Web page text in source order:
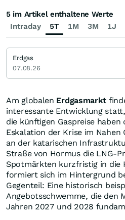
Am globalen Erdgasmarkt
interessante Entwicklung
die künftigen Gaspreise
Eskalation der Krise im Nahen
an der katarischen
Straße von Hormus die LNG-
Spotmärkten kurzfristig in die
formiert sich im Hintergrund
Gegenteil: Eine historisch
Angebotsschwemme, die den
Jahren 2027 und 2028
Intraday 5T 1M 3M 1J
5 im Artikel enthaltene Werte
Erdgas
07.08.26